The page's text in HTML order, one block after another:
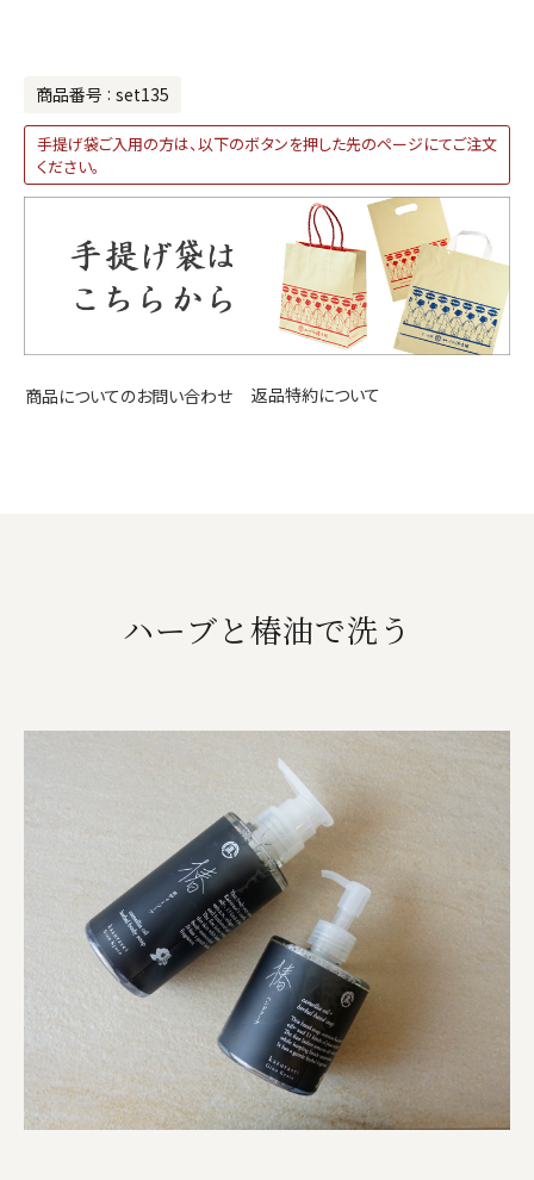
商品番号 set135
手提げ袋ご入用の方は、以下のボタンを押した先のページにてご注文
ください。
商品についてのお問い合わせ 返品特約について
ハーブと椿油で洗う